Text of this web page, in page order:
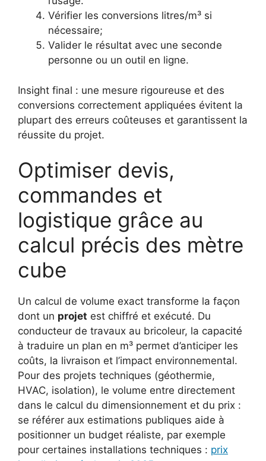
Vérifier les conversions litres/m³ si
nécessaire;
Valider le résultat avec une seconde
personne ou un outil en ligne.
Insight final : une mesure rigoureuse et des
conversions correctement appliquées évitent la
plupart des erreurs coûteuses et garantissent la
réussite du projet.
Optimiser devis,
commandes et
logistique grâce au
calcul précis des mètre
cube
Un calcul de volume exact transforme la façon
dont un projet est chiffré et exécuté. Du
conducteur de travaux au bricoleur, la capacité
à traduire un plan en m³ permet d’anticiper les
coûts, la livraison et l’impact environnemental.
Pour des projets techniques (géothermie,
HVAC, isolation), le volume entre directement
dans le calcul du dimensionnement et du prix :
se référer aux estimations publiques aide à
positionner un budget réaliste, par exemple
pour certaines installations techniques : prix